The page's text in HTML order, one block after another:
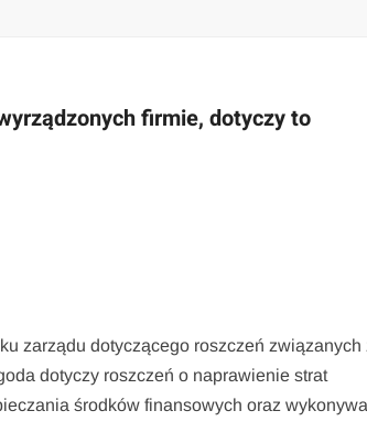
firmie, dotyczy to
zarządu dotyczącego roszczeń związanych
dotyczy roszczeń o naprawienie strat
środków finansowych oraz